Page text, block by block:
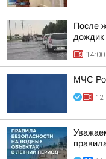
После
дождик
14:00
МЧС